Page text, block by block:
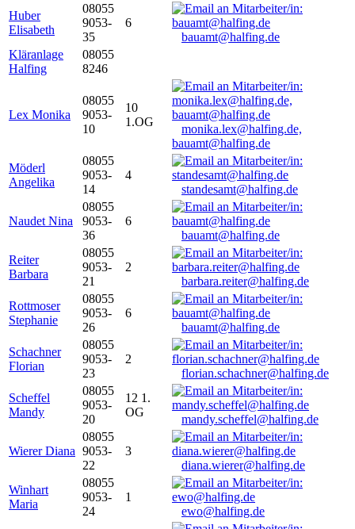
Huber
Elisabeth
08055
9053-
35
6
bauamt@halfing.de
Kläranlage
Halfing
08055
8246
Lex Monika
08055
9053-
10
10
1.OG
monika.lex@halfing.de,
bauamt@halfing.de
Möderl
Angelika
08055
9053-
14
4
standesamt@halfing.de
Naudet Nina
08055
9053-
36
6
bauamt@halfing.de
Reiter
Barbara
08055
9053-
21
2
barbara.reiter@halfing.de
Rottmoser
Stephanie
08055
9053-
26
6
bauamt@halfing.de
Schachner
Florian
08055
9053-
23
2
florian.schachner@halfing.de
Scheffel
Mandy
08055
9053-
20
12 1.
OG
mandy.scheffel@halfing.de
Wierer Diana
08055
9053-
22
3
diana.wierer@halfing.de
Winhart
Maria
08055
9053-
24
1
ewo@halfing.de